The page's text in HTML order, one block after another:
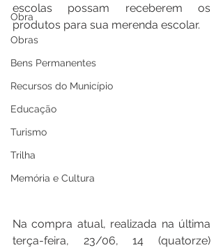
Obra
Obras
Bens Permanentes
Recursos do Município
Educação
Turismo
Trilha
Memória e Cultura
escolas possam receberem os
produtos para sua merenda escolar.
Na compra atual, realizada na última
terça-feira, 23/06, 14 (quatorze)